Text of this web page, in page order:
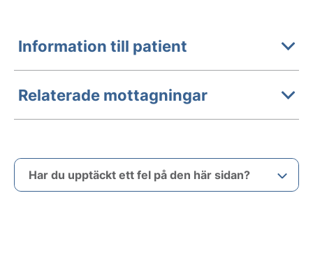
Information till patient
Relaterade mottagningar
Har du upptäckt ett fel på den här sidan?